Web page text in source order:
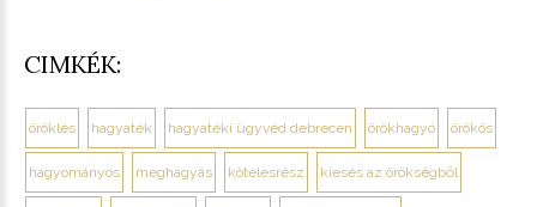
CIMKÉK:
öröklés hagyaték hagyatéki ügyvéd debrecen örökhagyó örökös
hagyományos meghagyás kötelesrész kiesés az örökségből